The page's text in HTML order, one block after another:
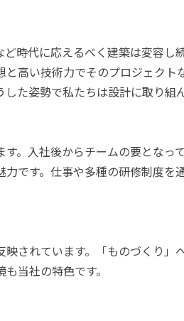
時代に応えるべく建築は変容し
と高い技術力でそのプロジェク
た姿勢で私たちは設計に取り組
。入社後からチームの要となっ
です。仕事や多種の研修制度
されています。「ものづくり」
当社の特色です。